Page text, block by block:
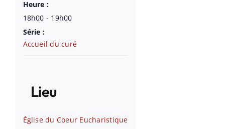
Heure :
18h00 - 19h00
Série :
Accueil du curé
Lieu
Église du Coeur Eucharistique